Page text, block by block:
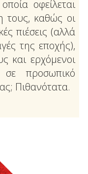
οφείλεται
τους, καθώς οι
πιέσεις (αλλά
της εποχής),
και ερχόμενοι
σε προσωπικό
Πιθανότατα.